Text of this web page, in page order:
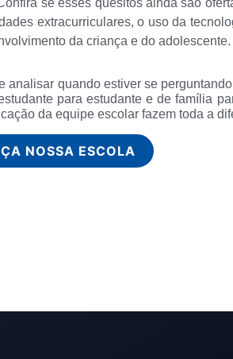
extracurriculares, o uso da
da criança e do adolescente.
quando estiver se
para estudante e de família
da equipe escolar fazem toda a
NOSSA ESCOLA